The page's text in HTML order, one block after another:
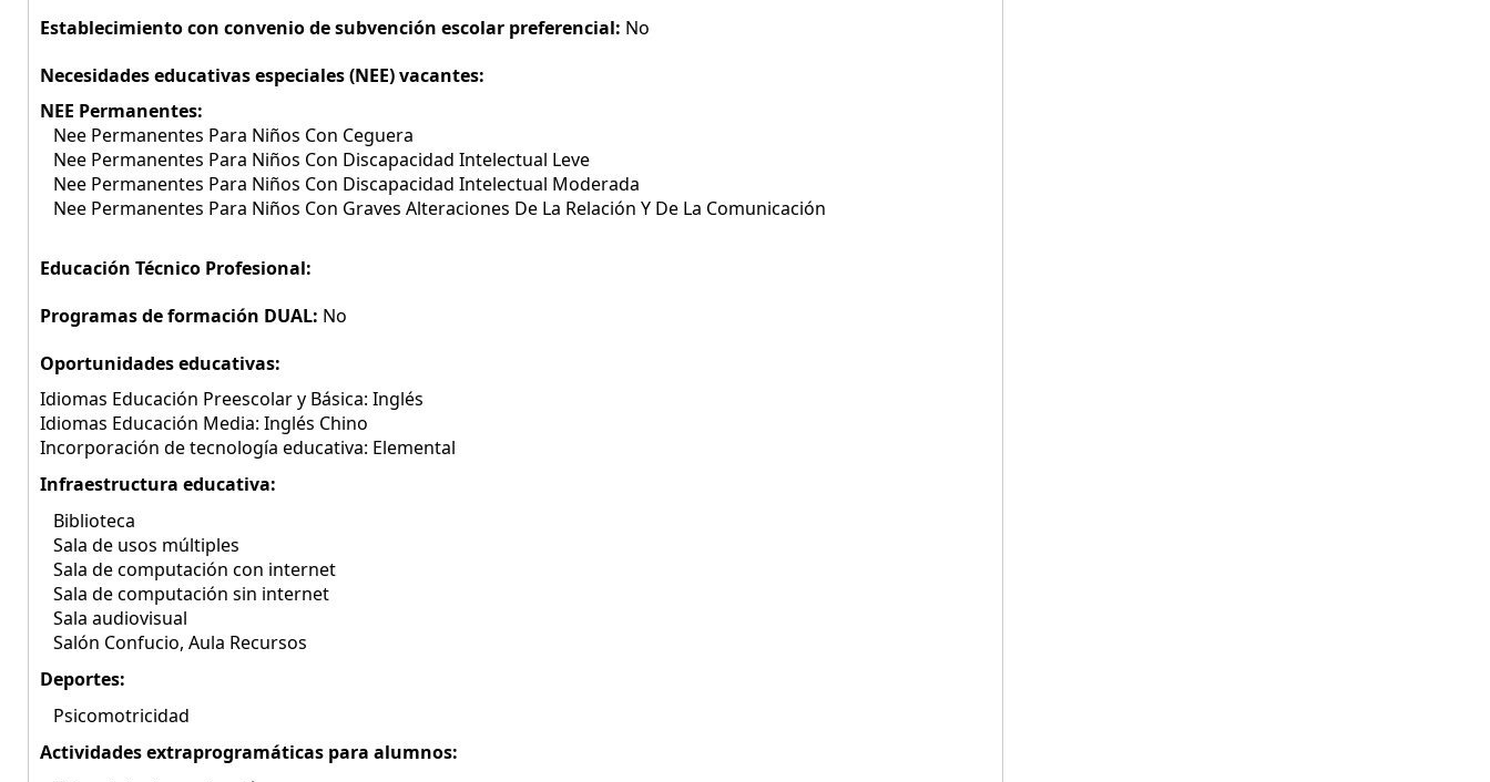
Establecimiento con convenio de subvención escolar preferencial: No
Necesidades educativas especiales (NEE) vacantes:
NEE Permanentes:
Nee Permanentes Para Niños Con Ceguera
Nee Permanentes Para Niños Con Discapacidad Intelectual Leve
Nee Permanentes Para Niños Con Discapacidad Intelectual Moderada
Nee Permanentes Para Niños Con Graves Alteraciones De La Relación Y De La Comunicación
Educación Técnico Profesional:
Programas de formación DUAL: No
Oportunidades educativas:
Idiomas Educación Preescolar y Básica: Inglés
Idiomas Educación Media: Inglés Chino
Incorporación de tecnología educativa: Elemental
Infraestructura educativa:
Biblioteca
Sala de usos múltiples
Sala de computación con internet
Sala de computación sin internet
Sala audiovisual
Salón Confucio, Aula Recursos
Deportes:
Psicomotricidad
Actividades extraprogramáticas para alumnos: